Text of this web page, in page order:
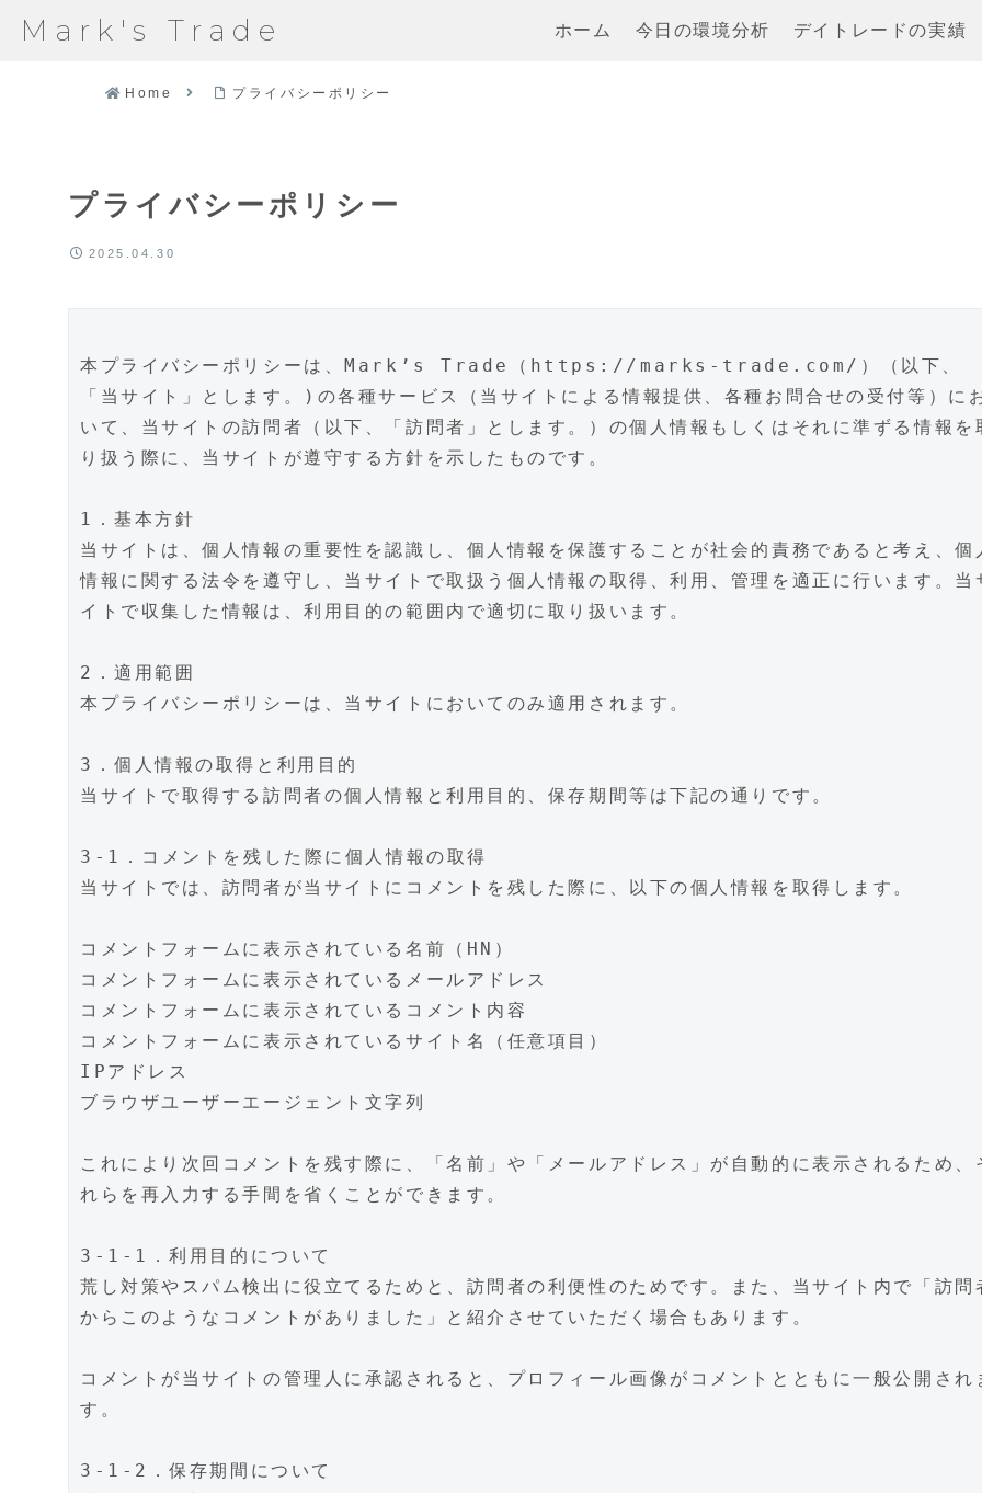
Mark's Trade ホーム 今日の環境分析 デイトレードの実績
Home プライバシーポリシー
プライバシーポリシー
2025.04.30
本プライバシーポリシーは、Mark’s Trade（https://marks-trade.com/）（以下、
「当サイト」とします。)の各種サービス（当サイトによる情報提供、各種お問合せの受付等）に
いて、当サイトの訪問者（以下、「訪問者」とします。）の個人情報もしくはそれに準ずる情報を
り扱う際に、当サイトが遵守する方針を示したものです。
1．基本方針
当サイトは、個人情報の重要性を認識し、個人情報を保護することが社会的責務であると考え、個
情報に関する法令を遵守し、当サイトで取扱う個人情報の取得、利用、管理を適正に行います。当
イトで収集した情報は、利用目的の範囲内で適切に取り扱います。
2．適用範囲
本プライバシーポリシーは、当サイトにおいてのみ適用されます。
3．個人情報の取得と利用目的
当サイトで取得する訪問者の個人情報と利用目的、保存期間等は下記の通りです。
3-1．コメントを残した際に個人情報の取得
当サイトでは、訪問者が当サイトにコメントを残した際に、以下の個人情報を取得します。
コメントフォームに表示されている名前（HN）
コメントフォームに表示されているメールアドレス
コメントフォームに表示されているコメント内容
コメントフォームに表示されているサイト名（任意項目）
IPアドレス
ブラウザユーザーエージェント文字列
これにより次回コメントを残す際に、「名前」や「メールアドレス」が自動的に表示されるため、
れらを再入力する手間を省くことができます。
3-1-1．利用目的について
荒し対策やスパム検出に役立てるためと、訪問者の利便性のためです。また、当サイト内で「訪問
からこのようなコメントがありました」と紹介させていただく場合もあります。
コメントが当サイトの管理人に承認されると、プロフィール画像がコメントとともに一般公開され
す。
3-1-2．保存期間について